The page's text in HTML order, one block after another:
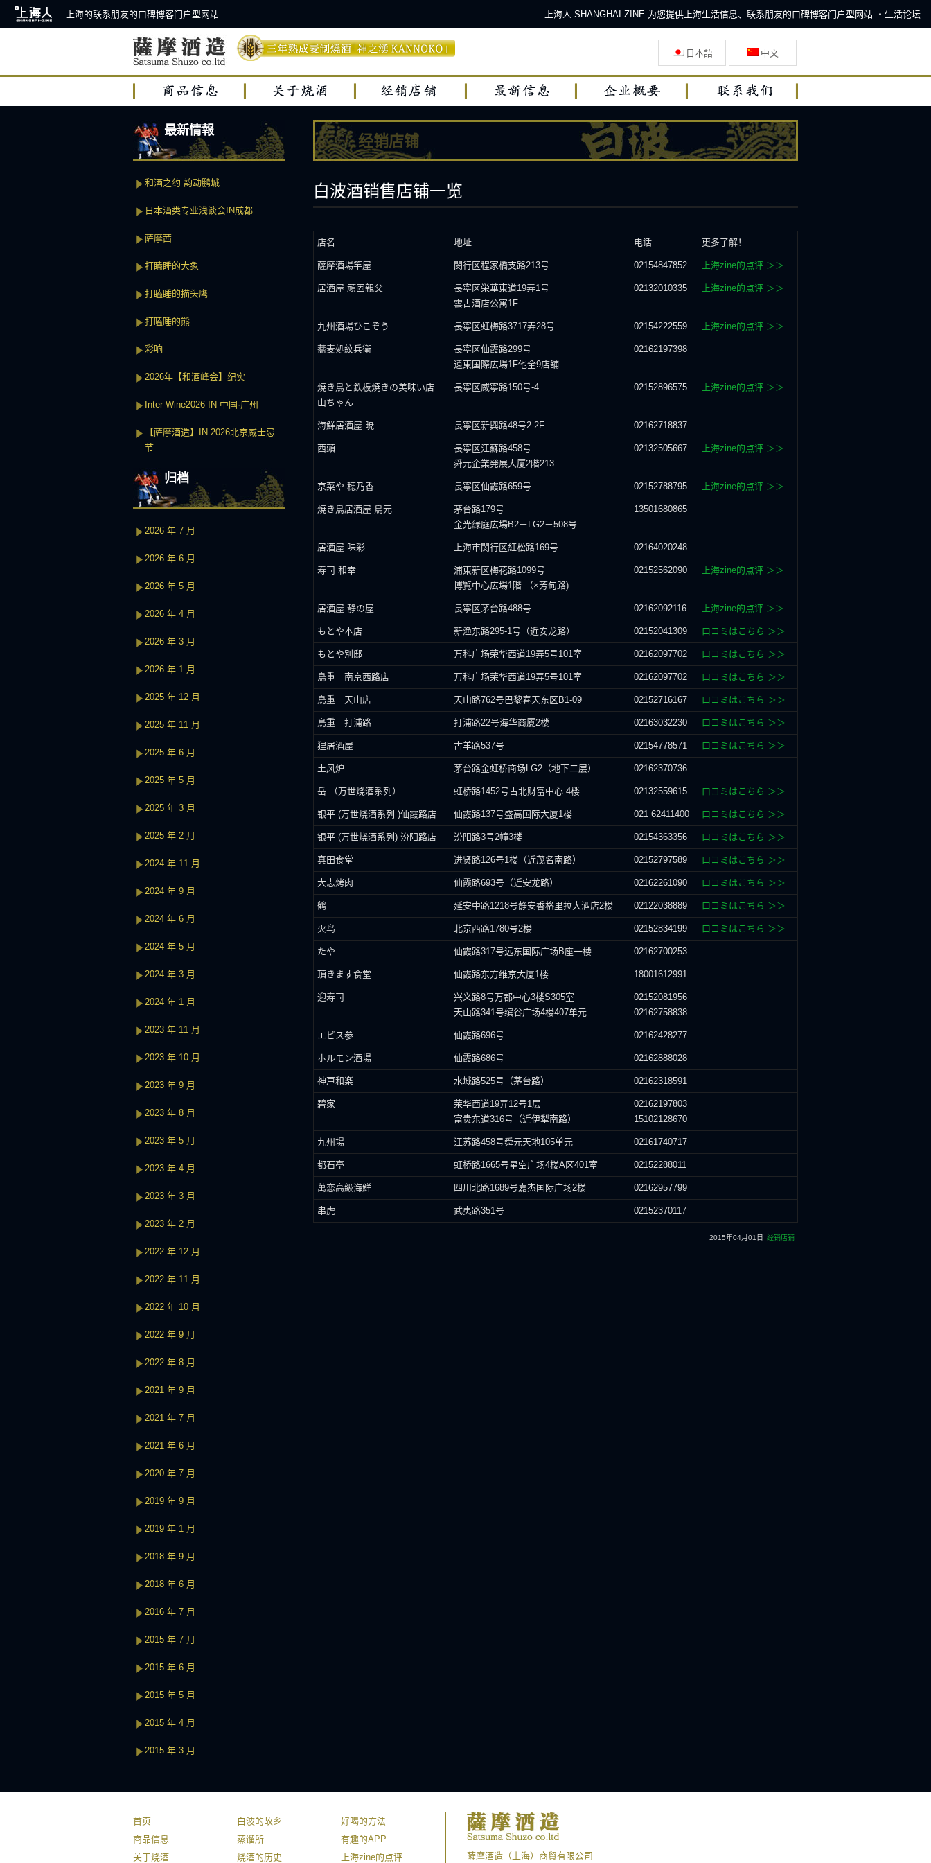
上海的联系朋友的口碑博客门户型网站 上海人 SHANGHAI-ZINE 为您提供上海生活信息、联系朋友的口碑博客门户型网站 ・生活论坛
日本語 中文
经销店铺
白波酒销售店铺一览
店名 地址 电话 更多了解！
薩摩酒場竿屋 閔行区程家橋支路213号 02154847852 上海zine的点评 ＞＞
居酒屋 頑固親父
長寧区栄華東道19弄1号
雲古酒店公寓1F
02132010335 上海zine的点评 ＞＞
九州酒場ひこぞう 長寧区虹梅路3717弄28号 02154222559 上海zine的点评 ＞＞
蕎麦処紋兵衛
長寧区仙霞路299号
遠東国際広場1F他全9店舗
02162197398
焼き鳥と鉄板焼きの美味い店
山ちゃん
長寧区威寧路150号-4 02152896575 上海zine的点评 ＞＞
海鮮居酒屋 暁 長寧区新興路48号2-2F 02162718837
西頭
長寧区江蘇路458号
舜元企業発展大厦2階213
02132505667 上海zine的点评 ＞＞
京菜や 穂乃香 長寧区仙霞路659号 02152788795 上海zine的点评 ＞＞
焼き鳥居酒屋 鳥元
茅台路179号
金光緑庭広場B2－LG2－508号
13501680865
居酒屋 味彩 上海市閔行区紅松路169号 02164020248
寿司 和幸
浦東新区梅花路1099号
博覧中心広場1階 （×芳甸路)
02152562090 上海zine的点评 ＞＞
居酒屋 静の屋 長寧区茅台路488号 02162092116 上海zine的点评 ＞＞
もとや本店 新渔东路295-1号（近安龙路） 02152041309 口コミはこちら ＞＞
もとや別邸 万科广场荣华西道19弄5号101室 02162097702 口コミはこちら ＞＞
鳥重 南京西路店 万科广场荣华西道19弄5号101室 02162097702 口コミはこちら ＞＞
鳥重 天山店 天山路762号巴黎春天东区B1-09 02152716167 口コミはこちら ＞＞
鳥重 打浦路 打浦路22号海华商厦2楼 02163032230 口コミはこちら ＞＞
狸居酒屋 古羊路537号 02154778571 口コミはこちら ＞＞
土风炉 茅台路金虹桥商场LG2（地下二层） 02162370736
岳 （万世烧酒系列） 虹桥路1452号古北财富中心 4楼 02132559615 口コミはこちら ＞＞
银平 (万世烧酒系列 )仙霞路店 仙霞路137号盛高国际大厦1楼 021 62411400 口コミはこちら ＞＞
银平 (万世烧酒系列) 汾阳路店 汾阳路3号2幢3楼 02154363356 口コミはこちら ＞＞
真田食堂 进贤路126号1楼（近茂名南路） 02152797589 口コミはこちら ＞＞
大志烤肉 仙霞路693号（近安龙路） 02162261090 口コミはこちら ＞＞
鹤 延安中路1218号静安香格里拉大酒店2楼 02122038889 口コミはこちら ＞＞
火鸟 北京西路1780号2楼 02152834199 口コミはこちら ＞＞
たや 仙霞路317号远东国际广场B座一楼 02162700253
頂きます食堂 仙霞路东方维京大厦1楼 18001612991
迎寿司
兴义路8号万都中心3楼S305室
天山路341号缤谷广场4楼407单元
02152081956
02162758838
エビス参 仙霞路696号 02162428277
ホルモン酒場 仙霞路686号 02162888028
神戸和楽 水城路525号（茅台路） 02162318591
碧家
荣华西道19弄12号1层
富贵东道316号（近伊犁南路）
02162197803
15102128670
九州場 江苏路458号舜元天地105单元 02161740717
都石亭 虹桥路1665号星空广场4楼A区401室 02152288011
萬恋高級海鮮 四川北路1689号嘉杰国际广场2楼 02162957799
串虎 武夷路351号 02152370117
经销店铺
2015年04月01日
最新情報
和酒之约 韵动鹏城
日本酒类专业浅谈会IN成都
萨摩茜
打瞌睡的大象
打瞌睡的描头鹰
打瞌睡的熊
彩响
2026年【和酒峰会】纪实
Inter Wine2026 IN 中国·广州
【萨摩酒造】IN 2026北京威士忌
节
归档
2026 年 7 月
2026 年 6 月
2026 年 5 月
2026 年 4 月
2026 年 3 月
2026 年 1 月
2025 年 12 月
2025 年 11 月
2025 年 6 月
2025 年 5 月
2025 年 3 月
2025 年 2 月
2024 年 11 月
2024 年 9 月
2024 年 6 月
2024 年 5 月
2024 年 3 月
2024 年 1 月
2023 年 11 月
2023 年 10 月
2023 年 9 月
2023 年 8 月
2023 年 5 月
2023 年 4 月
2023 年 3 月
2023 年 2 月
2022 年 12 月
2022 年 11 月
2022 年 10 月
2022 年 9 月
2022 年 8 月
2021 年 9 月
2021 年 7 月
2021 年 6 月
2020 年 7 月
2019 年 9 月
2019 年 1 月
2018 年 9 月
2018 年 6 月
2016 年 7 月
2015 年 7 月
2015 年 6 月
2015 年 5 月
2015 年 4 月
2015 年 3 月
首页
商品信息
关于烧酒
白波的故乡
蒸馏所
烧酒的历史
好喝的方法
有趣的APP
上海zine的点评
薩摩酒造（上海）商貿有限公司